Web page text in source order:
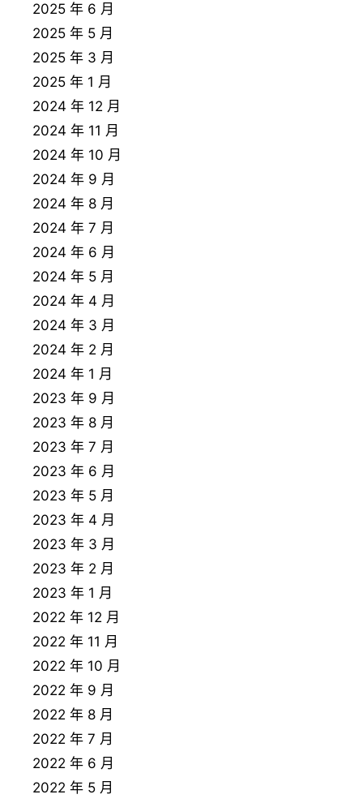
2025 年 6 月
2025 年 5 月
2025 年 3 月
2025 年 1 月
2024 年 12 月
2024 年 11 月
2024 年 10 月
2024 年 9 月
2024 年 8 月
2024 年 7 月
2024 年 6 月
2024 年 5 月
2024 年 4 月
2024 年 3 月
2024 年 2 月
2024 年 1 月
2023 年 9 月
2023 年 8 月
2023 年 7 月
2023 年 6 月
2023 年 5 月
2023 年 4 月
2023 年 3 月
2023 年 2 月
2023 年 1 月
2022 年 12 月
2022 年 11 月
2022 年 10 月
2022 年 9 月
2022 年 8 月
2022 年 7 月
2022 年 6 月
2022 年 5 月